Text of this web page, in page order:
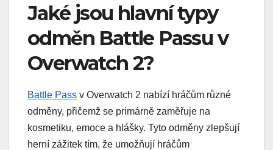
Jaké jsou hlavní typy
odměn Battle Passu v
Overwatch 2?
Battle Pass v Overwatch 2 nabízí hráčům různé
odměny, přičemž se primárně zaměřuje na
kosmetiku, emoce a hlášky. Tyto odměny zlepšují
herní zážitek tím, že umožňují hráčům